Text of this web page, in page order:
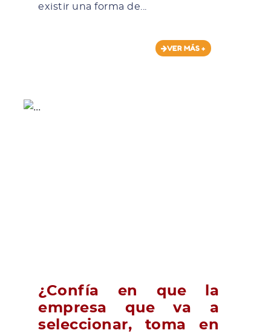
existir una forma de...
VER MÁS +
¿Confía en que la
empresa que va a
seleccionar, toma en